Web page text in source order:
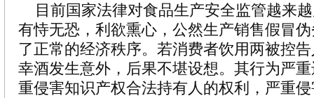
目前国家法律对食品生产安全监管越来
有恃无恐，利欲熏心，公然生产销售假冒
了正常的经济秩序。若消费者饮用两被控
幸酒发生意外，后果不堪设想。其行为严
重侵害知识产权合法持有人的权利，严重